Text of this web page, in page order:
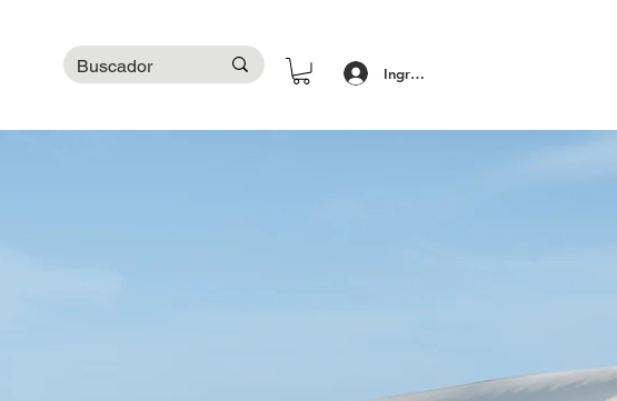
Ingresar